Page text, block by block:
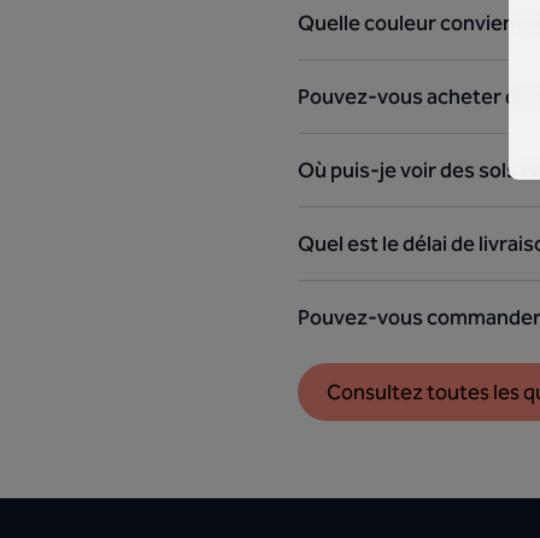
Quelle couleur convient
Pouvez-vous acheter
Où puis-je voir des sols
Quel est le délai de
Pouvez-vous
Consultez toutes les